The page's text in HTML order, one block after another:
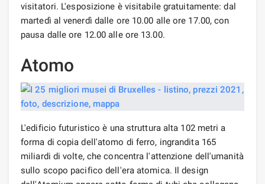
visitatori. L'esposizione è visitabile gratuitamente: dal
martedì al venerdì dalle ore 10.00 alle ore 17.00, con
pausa dalle ore 12.00 alle ore 13.00.
Atomo
L'edificio futuristico è una struttura alta 102 metri a
forma di copia dell'atomo di ferro, ingrandita 165
miliardi di volte, che concentra l'attenzione dell'umanità
sullo scopo pacifico dell'era atomica. Il design